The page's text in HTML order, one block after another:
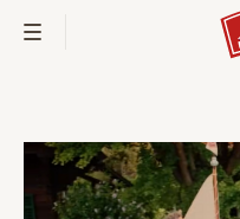
Bio-Thek